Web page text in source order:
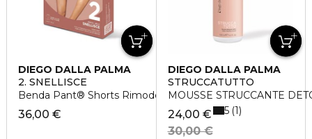
DIEGO DALLA PALMA
2. SNELLISCE
Benda Pant® Shorts Rimodellanti
36,00 €
DIEGO DALLA PALMA
STRUCCATUTTO
MOUSSE STRUCCANTE
24,00 €
30,00 €
5 1